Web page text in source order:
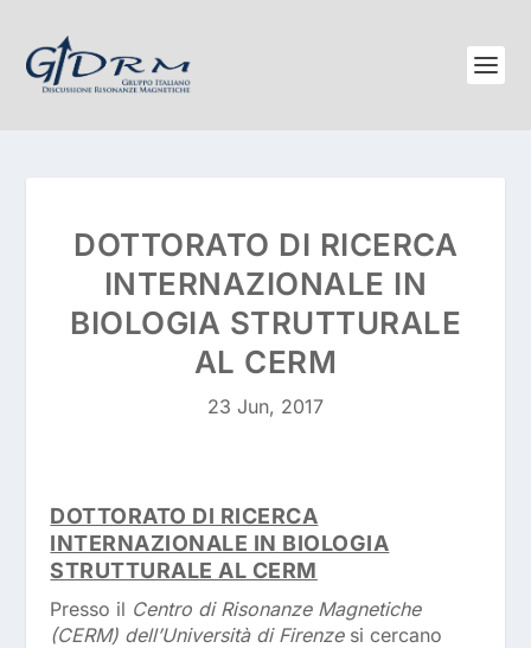
DOTTORATO DI RICERCA
INTERNAZIONALE IN
BIOLOGIA STRUTTURALE
AL CERM
23 Jun, 2017
DOTTORATO DI RICERCA
INTERNAZIONALE IN BIOLOGIA
STRUTTURALE AL CERM
Presso il Centro di Risonanze Magnetiche
(CERM) dell’Università di Firenzesi cercano